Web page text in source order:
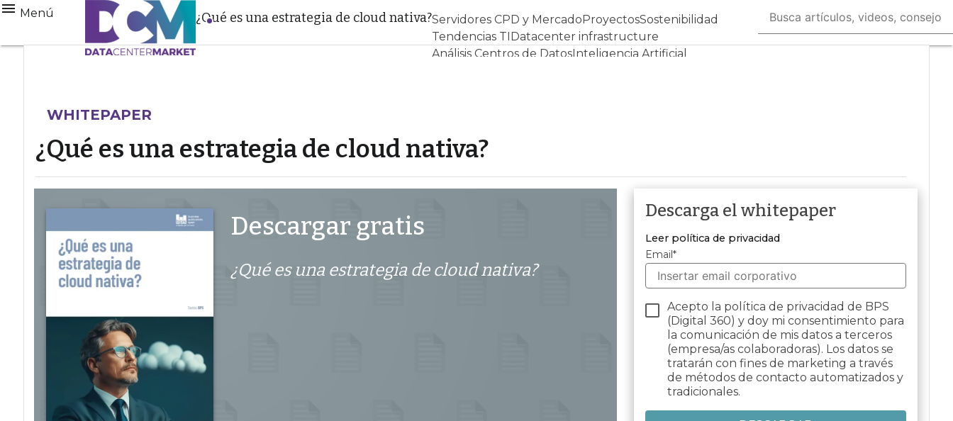
Menú ¿Qué es una estrategia de cloud nativa?Servidores CPD y MercadoProyectosSostenibilidad
Tendencias TIDatacenter infrastructure
Análisis Centros de DatosInteligencia Artificial
WHITEPAPER
¿Qué es una estrategia de cloud nativa?
Descargar gratis
¿Qué es una estrategia de cloud nativa?
Descarga el whitepaper
Leer política de privacidad
Email*
Acepto la política de privacidad de BPS
(Digital 360) y doy mi consentimiento para
la comunicación de mis datos a terceros
(empresa/as colaboradoras). Los datos se
tratarán con fines de marketing a través
de métodos de contacto automatizados y
tradicionales.